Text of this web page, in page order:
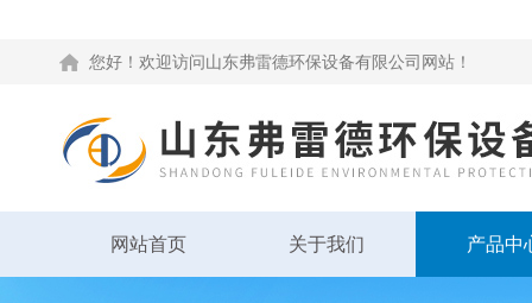
您好！欢迎访问山东弗雷德环保设备有限公司网站！
网站首页 关于我们 产品中